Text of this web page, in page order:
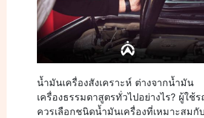
น้ำมันเครื่องสังเคราะห์ ต่างจากน้ำมัน
เครื่องธรรมดาสูตรทั่วไปอย่างไร? ผู้ใช้ร
ควรเลือกชนิดน้ำมันเครื่องที่เหมาะสมกั